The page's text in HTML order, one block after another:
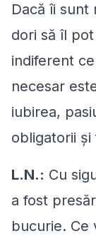
Dacă îi sunt
dori să îl
indiferent
necesar
iubirea,
obligatorii şi
L.N.: Cu
a fost
bucurie. Ce